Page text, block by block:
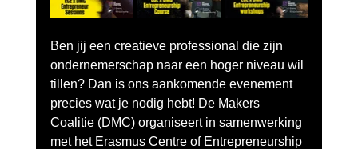
Ben jij een creatieve professional die zijn
ondernemerschap naar een hoger niveau wil
tillen? Dan is ons aankomende evenement
precies wat je nodig hebt! De Makers
Coalitie (DMC) organiseert in samenwerking
met het Erasmus Centre of Entrepreneurship